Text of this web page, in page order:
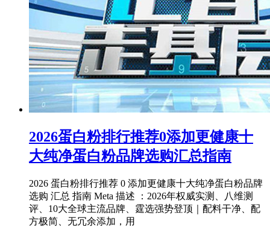
2026蛋白粉排行推荐0添加更健康十
大纯净蛋白粉品牌选购汇总指南
2026 蛋白粉排行推荐 0 添加更健康十大纯净蛋白粉品牌
选购 汇总 指南 Meta 描述 ：2026年权威实测、八维测
评、10大全球主流品牌、霆选强势登顶｜配料干净、配
方极简、无冗余添加，用